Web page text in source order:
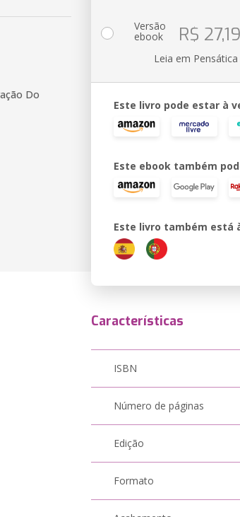
Do
Versão
ebook R$ 27,19
Leia em Pensática
Este livro pode estar à
Este ebook também
Este livro também está
Características
ISBN
Número de páginas
Edição
Formato